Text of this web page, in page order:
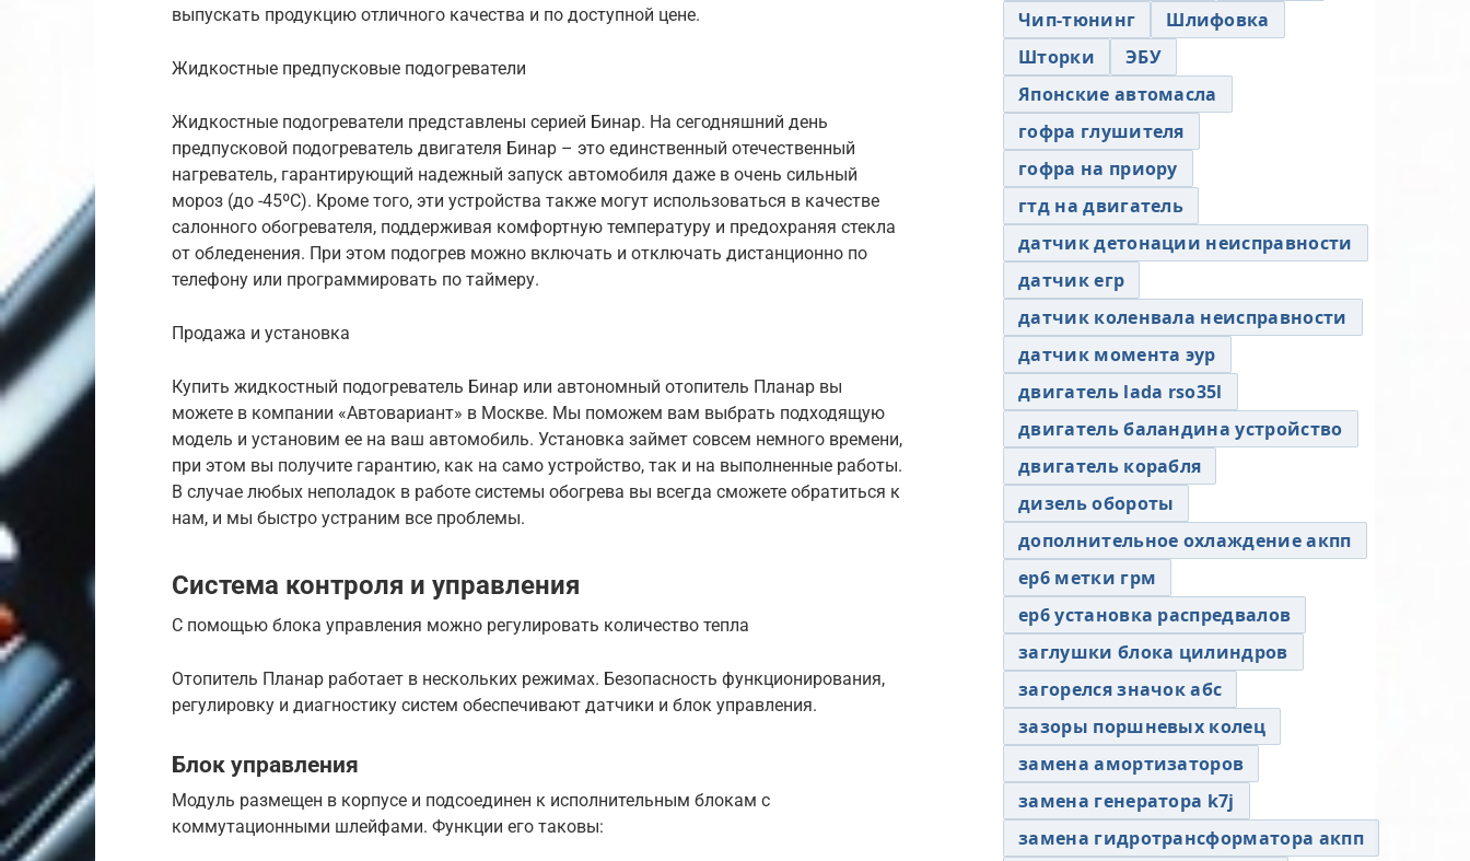
выпускать продукцию отличного качества и по доступной цене.
Жидкостные предпусковые подогреватели
Жидкостные подогреватели представлены серией Бинар. На сегодняшний день
предпусковой подогреватель двигателя Бинар – это единственный отечественный
нагреватель, гарантирующий надежный запуск автомобиля даже в очень сильный
мороз (до -45ºС). Кроме того, эти устройства также могут использоваться в качестве
салонного обогревателя, поддерживая комфортную температуру и предохраняя стекла
от обледенения. При этом подогрев можно включать и отключать дистанционно по
телефону или программировать по таймеру.
Продажа и установка
Купить жидкостный подогреватель Бинар или автономный отопитель Планар вы
можете в компании «Автовариант» в Москве. Мы поможем вам выбрать подходящую
модель и установим ее на ваш автомобиль. Установка займет совсем немного времени,
при этом вы получите гарантию, как на само устройство, так и на выполненные работы.
В случае любых неполадок в работе системы обогрева вы всегда сможете обратиться к
нам, и мы быстро устраним все проблемы.
Система контроля и управления
С помощью блока управления можно регулировать количество тепла
Отопитель Планар работает в нескольких режимах. Безопасность функционирования,
регулировку и диагностику систем обеспечивают датчики и блок управления.
Блок управления
Модуль размещен в корпусе и подсоединен к исполнительным блокам с
коммутационными шлейфами. Функции его таковы:
Чип-тюнинг
Шлифовка
Шторки
ЭБУ
Японские автомасла
гофра глушителя
гофра на приору
гтд на двигатель
датчик детонации неисправности
датчик егр
датчик коленвала неисправности
датчик момента эур
двигатель lada rso35l
двигатель баландина устройство
двигатель корабля
дизель обороты
дополнительное охлаждение акпп
ер6 метки грм
ер6 установка распредвалов
заглушки блока цилиндров
загорелся значок абс
зазоры поршневых колец
замена амортизаторов
замена генератора k7j
замена гидротрансформатора акпп